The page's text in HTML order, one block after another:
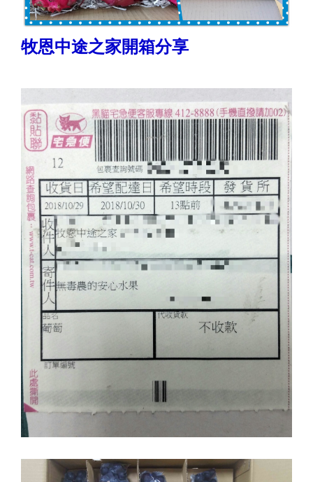
牧恩中途之家開箱分享